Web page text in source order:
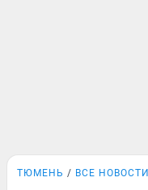
ТЮМЕНЬ ВСЕ НОВОСТИ